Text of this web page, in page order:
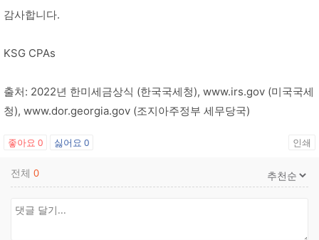
감사합니다.
KSG CPAs
출처: 2022년 한미세금상식 (한국국세청), www.irs.gov (미국국세
청), www.dor.georgia.gov (조지아주정부 세무당국)
좋아요 0 싫어요 0 인쇄
전체 0